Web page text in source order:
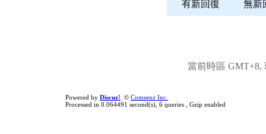
有新回復 無
當前時區 GMT+8,
Powered by Discuz! © Comsenz Inc.
Processed in 0.064491 second(s), 6 queries , Gzip enabled